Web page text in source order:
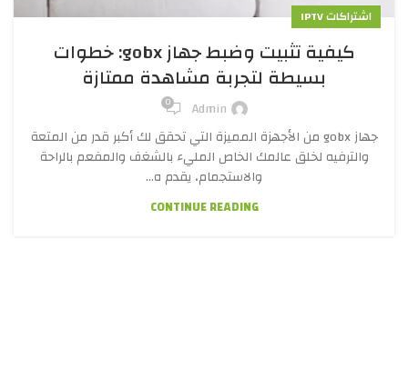
اشتراكات IPTV
كيفية تثبيت وضبط جهاز gobx: خطوات
بسيطة لتجربة مشاهدة ممتازة
Admin
0
جهاز gobx من الأجهزة المميزة التي تحقق لك أكبر قدر من المتعة
والترفيه لخلق عالمك الخاص المليء بالشغف والمفعم بالراحة
والاستجمام، يقدم ه...
CONTINUE READING